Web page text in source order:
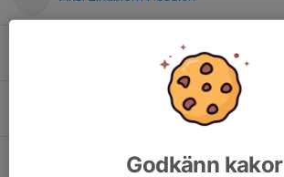
Esther IhreliusGodkänn kakor